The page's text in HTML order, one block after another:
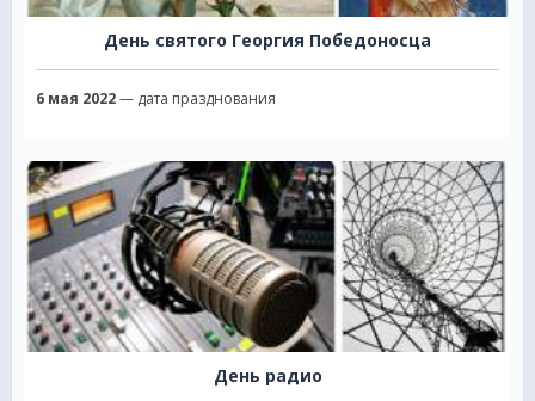
День святого Георгия Победоносца
6 мая 2022— дата празднования
День радио